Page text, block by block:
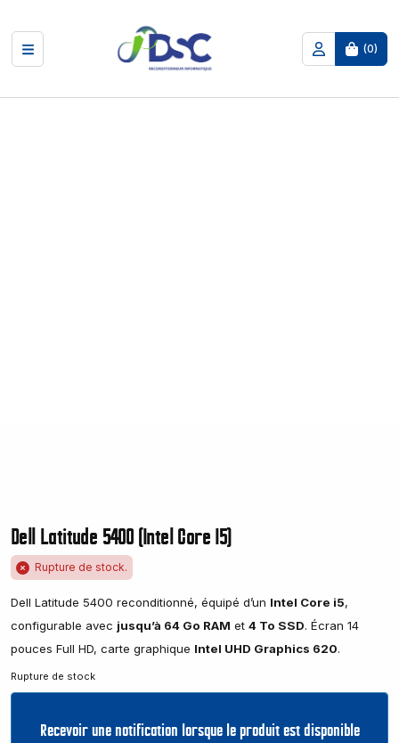
(0)
Dell Latitude 5400 (Intel Core I5)
Rupture de stock.
Dell Latitude 5400 reconditionné, équipé d’un Intel Core i5,
configurable avec jusqu’à 64 Go RAM et 4 To SSD. Écran 14
pouces Full HD, carte graphique Intel UHD Graphics 620.
Rupture de stock
Recevoir une notification lorsque le produit est disponible